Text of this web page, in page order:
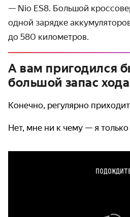
— Nio ES8. Большой
одной зарядке
до 580 километров.
А вам пригодился
большой запас
Конечно, регулярно
Нет, мне ни к чему — я